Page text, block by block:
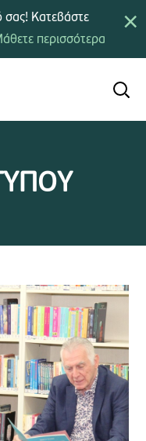
×
σας! Κατεβάστε
περισσότερα